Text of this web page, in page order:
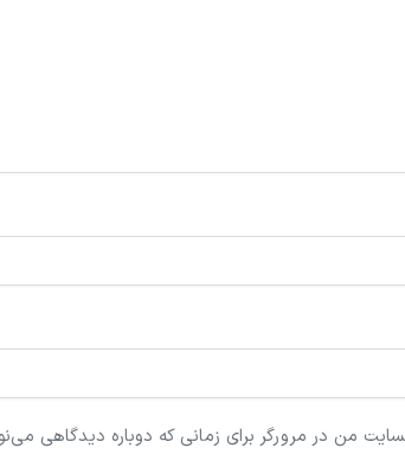
من در مرورگر برای زمانی که دوباره دیدگاهی